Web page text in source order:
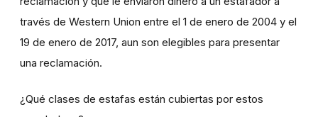
través de Western Union entre el 1 de enero de 2004 y el
19 de enero de 2017, aun son elegibles para presentar
una reclamación.
¿Qué clases de estafas están cubiertas por estos